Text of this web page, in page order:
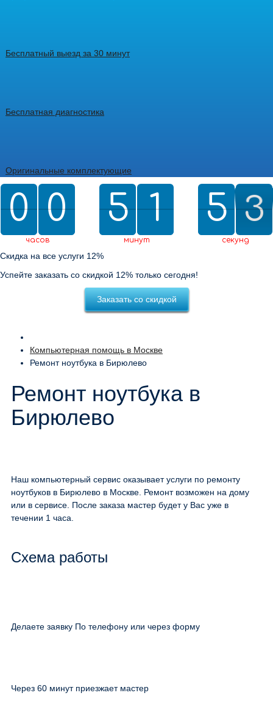
Бесплатный выезд за 30 минут
Бесплатная диагностика
Оригинальные комплектующие
0
0 0
0
часов
5
5 2
1
1
2
минут
0
5
5
0 2
1
1
2
секунд
Скидка на все услуги 12%
Успейте заказать со скидкой 12% только сегодня!
Заказать со скидкой
Компьютерная помощь в Москве
Ремонт ноутбука в Бирюлево
Ремонт ноутбука в
Бирюлево
Наш компьютерный сервис оказывает услуги по ремонту
ноутбуков в Бирюлево в Москве. Ремонт возможен на дому
или в сервисе. После заказа мастер будет у Вас уже в
течении 1 часа.
Схема работы
Делаете заявку По телефону или через форму
Через 60 минут приезжает мастер